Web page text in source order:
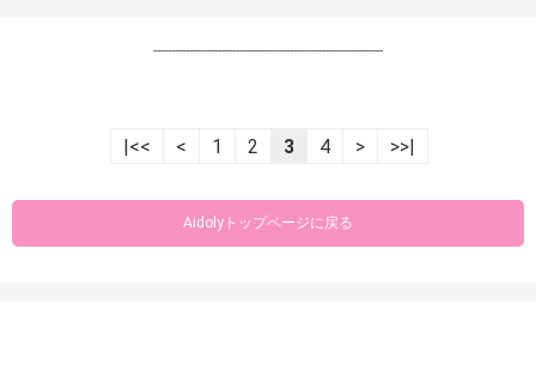
----------------------------------------------------------------
|<< < 1 2 3 4 > >>|
Aidolyトップページに戻る